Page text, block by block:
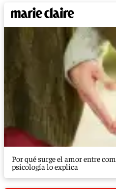
Por qué surge el amor entre
psicología lo explica